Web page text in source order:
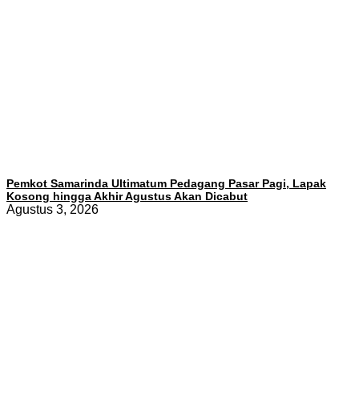
Pemkot Samarinda Ultimatum Pedagang Pasar Pagi, Lapak
Kosong hingga Akhir Agustus Akan Dicabut
Agustus 3, 2026